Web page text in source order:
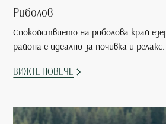
Риболов
Спокойствието на риболова край
района е идеално за почивка и релакс.
ВИЖТЕ ПОВЕЧЕ